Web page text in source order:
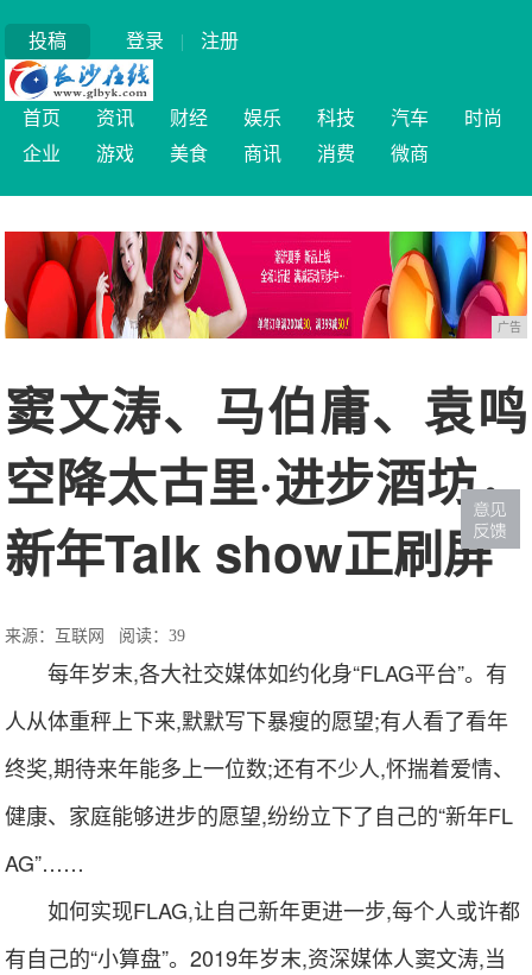
投稿 登录 | 注册
首页 资讯 财经 娱乐 科技 汽车
时尚
企业
游戏 美食 商讯 消费 微商
广告
窦文涛、马伯庸、袁鸣
空降太古里·进步酒坊，
新年Talk show正刷屏
来源：互联网 阅读：39
每年岁末,各大社交媒体如约化身“FLAG平台”。有
人从体重秤上下来,默默写下暴瘦的愿望;有人看了看年
终奖,期待来年能多上一位数;还有不少人,怀揣着爱情、
健康、家庭能够进步的愿望,纷纷立下了自己的“新年FL
AG”……
如何实现FLAG,让自己新年更进一步,每个人或许都
有自己的“小算盘”。2019年岁末,资深媒体人窦文涛,当